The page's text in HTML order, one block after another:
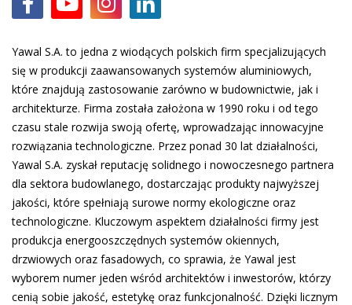
Yawal S.A. to jedna z wiodących polskich firm specjalizujących
się w produkcji zaawansowanych systemów aluminiowych,
które znajdują zastosowanie zarówno w budownictwie, jak i
architekturze. Firma została założona w 1990 roku i od tego
czasu stale rozwija swoją ofertę, wprowadzając innowacyjne
rozwiązania technologiczne. Przez ponad 30 lat działalności,
Yawal S.A. zyskał reputację solidnego i nowoczesnego partnera
dla sektora budowlanego, dostarczając produkty najwyższej
jakości, które spełniają surowe normy ekologiczne oraz
technologiczne. Kluczowym aspektem działalności firmy jest
produkcja energooszczędnych systemów okiennych,
drzwiowych oraz fasadowych, co sprawia, że Yawal jest
wyborem numer jeden wśród architektów i inwestorów, którzy
cenią sobie jakość, estetykę oraz funkcjonalność. Dzięki licznym